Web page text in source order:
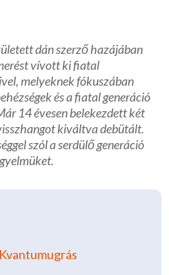
dán szerző hazájában
vívott ki fiatal
melyeknek fókuszában
és a fiatal generáció
14 évesen belekezdett két
kiváltva debütált.
szól a serdülő generáció
Kvantumugrás